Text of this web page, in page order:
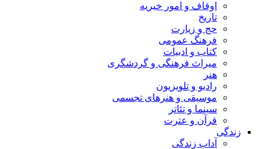
اوقاف و امور خیریه
تاریخ
حج و زیارت
فرهنگ عمومی
کتاب و ادبیات
میراث فرهنگی و گردشگری
هنر
رادیو و تلویزیون
موسیقی و هنرهای تجسمی
سینما و تئاتر
قرآن و عترت
زندگی
آداب زندگی